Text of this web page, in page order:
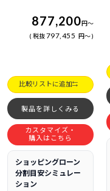
877,200円～
税抜797,455 円～
比較リストに追加
製品を詳しくみる
カスタマイズ・
購入はこちら
ショッピングローン
分割目安シミュレー
ション